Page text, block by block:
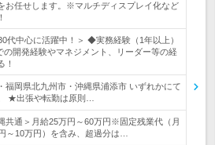
お任せします。※マルチディスプレイ化など
代中心に活躍中！＞ ◆実務経験（1年以上）
開発経験やマネジメント、リーダー等の経
！
福岡県北九州市・沖縄県浦添市 いずれかにて
★出張や転勤は原則…
共通＞月給25万円～60万円※固定残業代（月
～10万円）を含み、超過分は…